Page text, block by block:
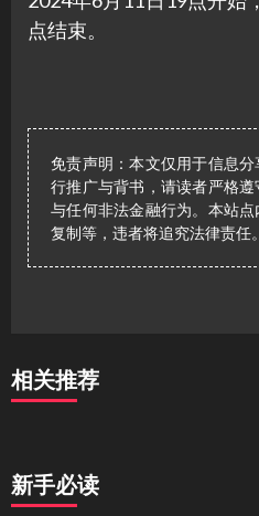
点结束。
免责声明：本文仅用于信息
行推广与背书，请读者严格
与任何非法金融行为。本站点
复制等，违者将追究法律责任。
相关推荐
新手必读